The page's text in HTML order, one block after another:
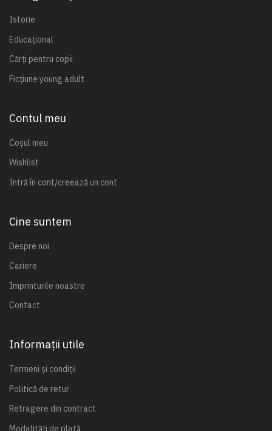
Istorie
Educațional
Cărți pentru copii
Ficțiune young adult
Contul meu
Coșul meu
Wishlist
Intră în cont/creează un cont
Cine suntem
Despre noi
Cariere
Imprinturile noastre
Contact
Informații utile
Termeni și condiții
Politică de retur
Retragere din contract
Modalități de plată